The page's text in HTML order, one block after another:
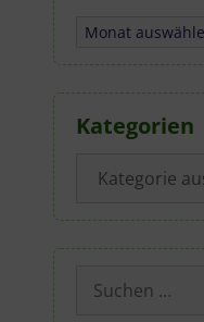
Archiv
Kategorien
Suchen
nach: